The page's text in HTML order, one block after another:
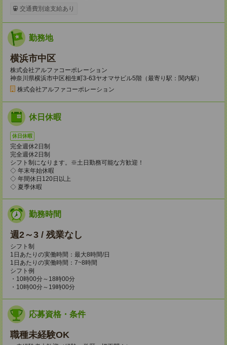
交通費別途支給あり
勤務地
横浜市中区
株式会社アルファコーポレーション
神奈川県横浜市中区相生町3-63ヤオマサビル5階（最寄り駅：関内駅）
株式会社アルファコーポレーション
休日休暇
休日休暇
完全週休2日制
完全週休2日制
シフト制になります。※土日勤務可能な方歓迎！
◇ 年末年始休暇
◇ 年間休日120日以上
◇ 夏季休暇
勤務時間
週2～3 / 残業なし
シフト制
1日あたりの実働時間：最大8時間/日
1日あたりの実働時間：7~8時間
シフト例
・10時00分～18時00分
・10時00分～19時00分
応募資格・条件
職種未経験OK